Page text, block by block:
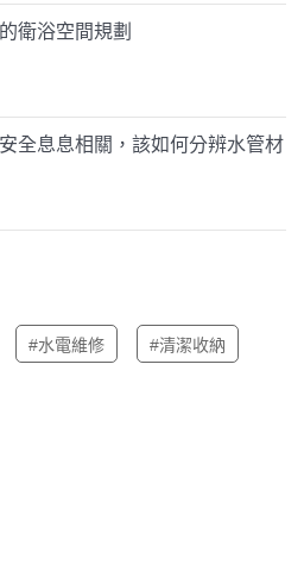
衛浴空間規劃
全息息相關，該如何分辨水管材
#水電維修 #清潔收納